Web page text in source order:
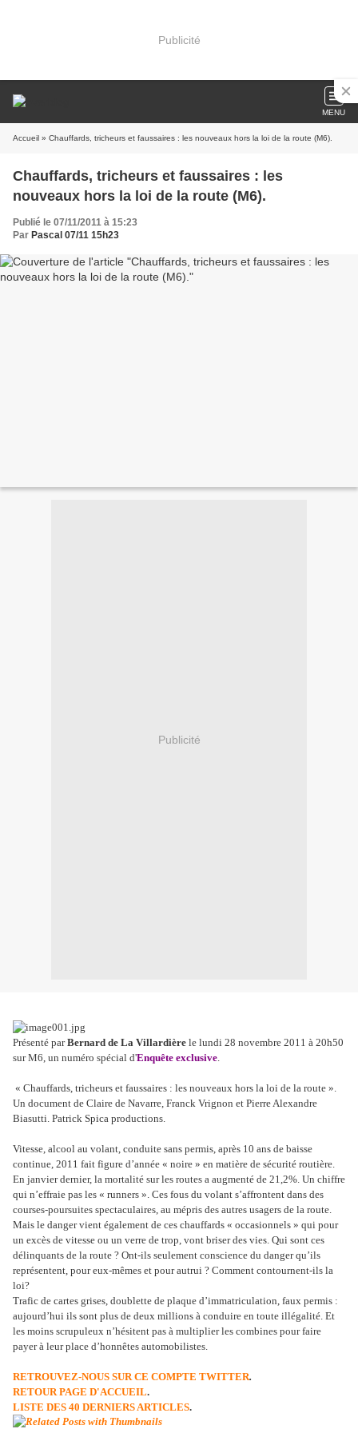
Publicité
MENU
Accueil » Chauffards, tricheurs et faussaires : les nouveaux hors la loi de la route (M6).
Chauffards, tricheurs et faussaires : les
nouveaux hors la loi de la route (M6).
Publié le 07/11/2011 à 15:23
Par Pascal 07/11 15h23
Publicité
Présenté parBernard de La Villardière le lundi 28 novembre 2011 à 20h50
sur M6, un numéro spécial d'Enquête exclusive.
« Chauffards, tricheurs et faussaires : les nouveaux hors la loi de la route ».
Un document de Claire de Navarre, Franck Vrignon et Pierre Alexandre
Biasutti. Patrick Spica productions.
Vitesse, alcool au volant, conduite sans permis, après 10 ans de baisse
continue, 2011 fait figure d’année « noire » en matière de sécurité routière.
En janvier dernier, la mortalité sur les routes a augmenté de 21,2%. Un chiffre
qui n’effraie pas les « runners ». Ces fous du volant s’affrontent dans des
courses-poursuites spectaculaires, au mépris des autres usagers de la route.
Mais le danger vient également de ces chauffards « occasionnels » qui pour
un excès de vitesse ou un verre de trop, vont briser des vies. Qui sont ces
délinquants de la route ? Ont-ils seulement conscience du danger qu’ils
représentent, pour eux-mêmes et pour autrui ? Comment contournent-ils la
loi?
Trafic de cartes grises, doublette de plaque d’immatriculation, faux permis :
aujourd’hui ils sont plus de deux millions à conduire en toute illégalité. Et
les moins scrupuleux n’hésitent pas à multiplier les combines pour faire
payer à leur place d’honnêtes automobilistes.
RETROUVEZ-NOUS SUR CE COMPTE TWITTER.
RETOUR PAGE D'ACCUEIL.
LISTE DES 40 DERNIERS ARTICLES.